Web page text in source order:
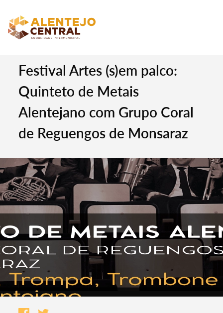
Festival Artes (s)em palco:
Quinteto de Metais
Alentejano com Grupo Coral
de Reguengos de Monsaraz